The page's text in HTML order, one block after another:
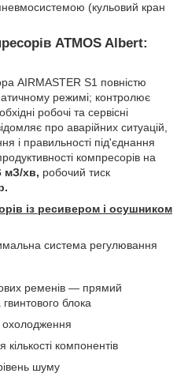
(кульовий кран
ATMOS Albert:
AIRMASTER S1 повністю
режимі; контролює
робочі та сервісні
про аварійних ситуацій,
і правильності під'єднання
компресорів на
мЗ/хв, робочий тиск
із ресивером і осушником
система регулювання
ременів — прямий
блока
компонентів
шуму